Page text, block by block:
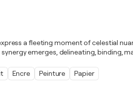
a fleeting moment of celestial
emerges, delineating, binding,
Encre Peinture Papier